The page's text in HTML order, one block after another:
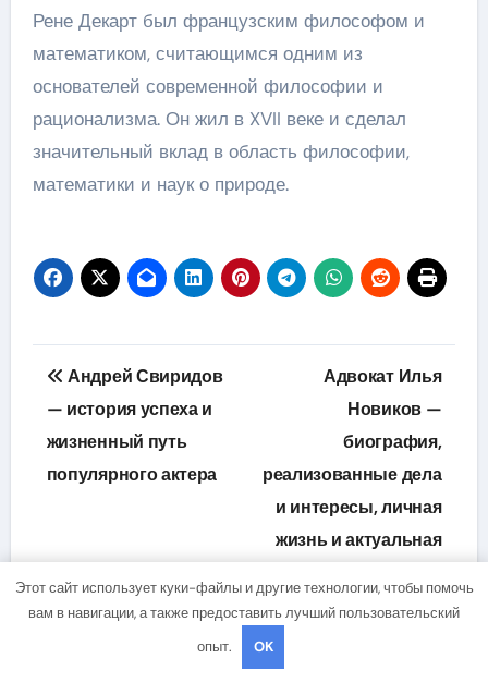
Рене Декарт был французским философом и
математиком, считающимся одним из
основателей современной философии и
рационализма. Он жил в XVII веке и сделал
значительный вклад в область философии,
математики и наук о природе.
Навигация
по
записям
Андрей Свиридов
— история успеха и
жизненный путь
популярного актера
Адвокат Илья
Новиков —
биография,
реализованные дела
и интересы, личная
жизнь и актуальная
Новости и обзоры
Этот сайт использует куки-файлы и другие технологии, чтобы помочь
вам в навигации, а также предоставить лучший пользовательский
опыт.
OK